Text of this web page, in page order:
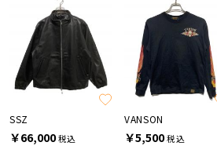
SSZ
￥66,000税込
VANSON
￥5,500税込